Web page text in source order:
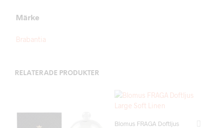
Märke
Brabantia
RELATERADE PRODUKTER
Blomus FRAGA Doftljus